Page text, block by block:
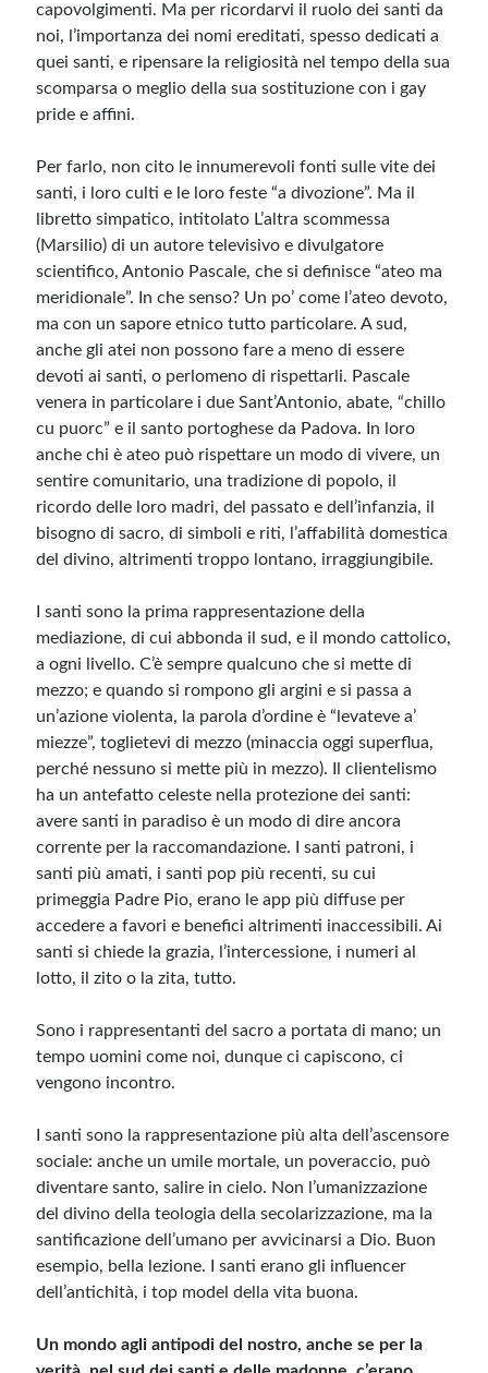
capovolgimenti. Ma per ricordarvi il ruolo dei santi da
noi, l’importanza dei nomi ereditati, spesso dedicati a
quei santi, e ripensare la religiosità nel tempo della sua
scomparsa o meglio della sua sostituzione con i gay
pride e affini.
Per farlo, non cito le innumerevoli fonti sulle vite dei
santi, i loro culti e le loro feste “a divozione”. Ma il
libretto simpatico, intitolato L’altra scommessa
(Marsilio) di un autore televisivo e divulgatore
scientifico, Antonio Pascale, che si definisce “ateo ma
meridionale”. In che senso? Un po’ come l’ateo devoto,
ma con un sapore etnico tutto particolare. A sud,
anche gli atei non possono fare a meno di essere
devoti ai santi, o perlomeno di rispettarli. Pascale
venera in particolare i due Sant’Antonio, abate, “chillo
cu puorc” e il santo portoghese da Padova. In loro
anche chi è ateo può rispettare un modo di vivere, un
sentire comunitario, una tradizione di popolo, il
ricordo delle loro madri, del passato e dell’infanzia, il
bisogno di sacro, di simboli e riti, l’affabilità domestica
del divino, altrimenti troppo lontano, irraggiungibile.
I santi sono la prima rappresentazione della
mediazione, di cui abbonda il sud, e il mondo cattolico,
a ogni livello. C’è sempre qualcuno che si mette di
mezzo; e quando si rompono gli argini e si passa a
un’azione violenta, la parola d’ordine è “levateve a’
miezze”, toglietevi di mezzo (minaccia oggi superflua,
perché nessuno si mette più in mezzo). Il clientelismo
ha un antefatto celeste nella protezione dei santi:
avere santi in paradiso è un modo di dire ancora
corrente per la raccomandazione. I santi patroni, i
santi più amati, i santi pop più recenti, su cui
primeggia Padre Pio, erano le app più diffuse per
accedere a favori e benefici altrimenti inaccessibili. Ai
santi si chiede la grazia, l’intercessione, i numeri al
lotto, il zito o la zita, tutto.
Sono i rappresentanti del sacro a portata di mano; un
tempo uomini come noi, dunque ci capiscono, ci
vengono incontro.
I santi sono la rappresentazione più alta dell’ascensore
sociale: anche un umile mortale, un poveraccio, può
diventare santo, salire in cielo. Non l’umanizzazione
del divino della teologia della secolarizzazione, ma la
santificazione dell’umano per avvicinarsi a Dio. Buon
esempio, bella lezione. I santi erano gli influencer
dell’antichità, i top model della vita buona.
Un mondo agli antipodi del nostro, anche se per la